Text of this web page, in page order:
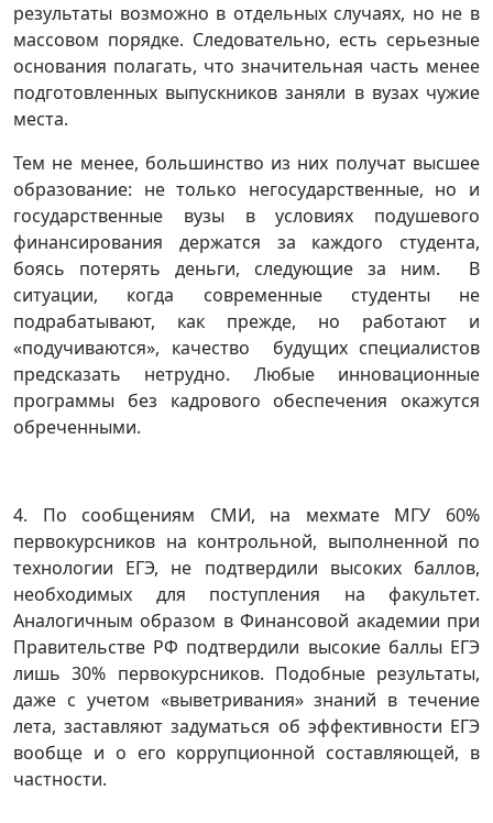
результаты возможно в отдельных случаях, но не в
массовом порядке. Следовательно, есть серьезные
основания полагать, что значительная часть менее
подготовленных выпускников заняли в вузах чужие
места.
Тем не менее, большинство из них получат высшее
образование: не только негосударственные, но и
государственные вузы в условиях подушевого
финансирования держатся за каждого студента,
боясь потерять деньги, следующие за ним. В
ситуации, когда современные студенты не
подрабатывают, как прежде, но работают и
«подучиваются», качество будущих специалистов
предсказать нетрудно. Любые инновационные
программы без кадрового обеспечения окажутся
обреченными.
4. По сообщениям СМИ, на мехмате МГУ 60%
первокурсников на контрольной, выполненной по
технологии ЕГЭ, не подтвердили высоких баллов,
необходимых для поступления на факультет.
Аналогичным образом в Финансовой академии при
Правительстве РФ подтвердили высокие баллы ЕГЭ
лишь 30% первокурсников. Подобные результаты,
даже с учетом «выветривания» знаний в течение
лета, заставляют задуматься об эффективности ЕГЭ
вообще и о его коррупционной составляющей, в
частности.